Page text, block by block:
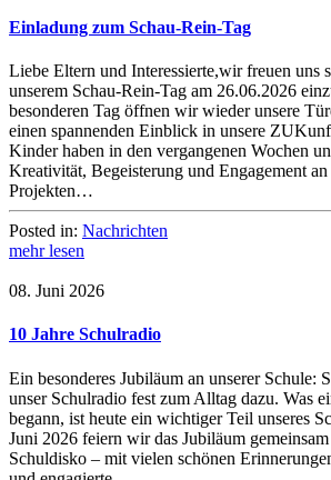
Einladung zum Schau-Rein-Tag
Liebe Eltern und Interessierte,wir freuen uns
unserem Schau-Rein-Tag am 26.06.2026
besonderen Tag öffnen wir wieder unsere
einen spannenden Einblick in unsere
Kinder haben in den vergangenen Wochen
Kreativität, Begeisterung und Engagement
Projekten…
Posted in: Nachrichten
mehr lesen
08. Juni 2026
10 Jahre Schulradio
Ein besonderes Jubiläum an unserer Schule:
unser Schulradio fest zum Alltag dazu. Was
begann, ist heute ein wichtiger Teil unseres
Juni 2026 feiern wir das Jubiläum
Schuldisko – mit vielen schönen